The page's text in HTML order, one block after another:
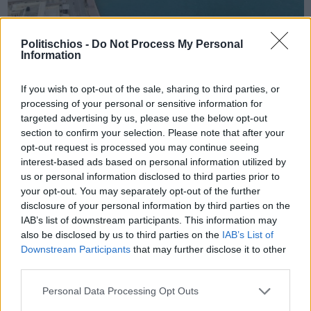
Politischios - Do Not Process My Personal
Information
If you wish to opt-out of the sale, sharing to third parties, or
processing of your personal or sensitive information for
targeted advertising by us, please use the below opt-out
section to confirm your selection. Please note that after your
opt-out request is processed you may continue seeing
interest-based ads based on personal information utilized by
us or personal information disclosed to third parties prior to
your opt-out. You may separately opt-out of the further
disclosure of your personal information by third parties on the
IAB’s list of downstream participants. This information may
also be disclosed by us to third parties on the IAB’s List of
Downstream Participants that may further disclose it to other
Personal Data Processing Opt Outs
τραπεζοκαθισμάτων στο Λιμάνι της Χίου